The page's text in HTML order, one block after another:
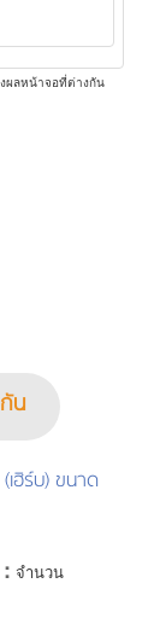
ผลหน้าจอที่ต่างกัน
น
เฮิร์บ) ขนาด
: จำนวน